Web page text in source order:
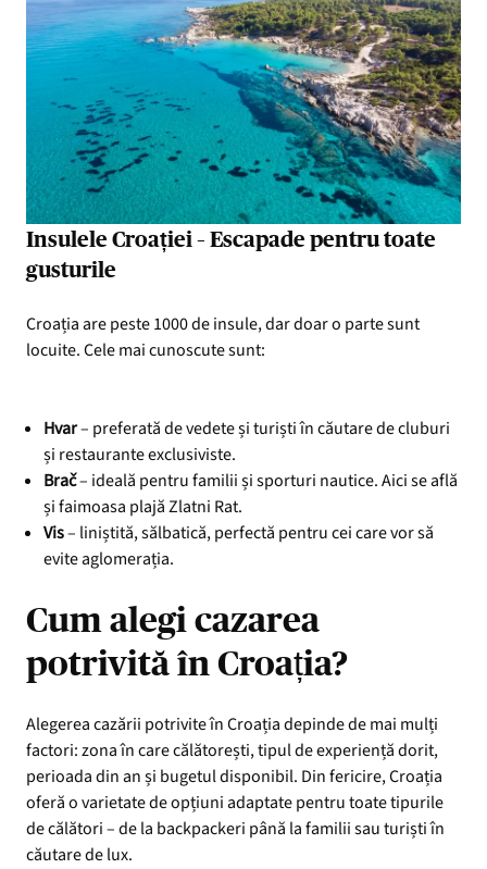
Insulele Croației – Escapade pentru toate
gusturile
Croația are peste 1000 de insule, dar doar o parte sunt
locuite. Cele mai cunoscute sunt:
Hvar– preferată de vedete și turiști în căutare de cluburi
și restaurante exclusiviste.
Brač– ideală pentru familii și sporturi nautice. Aici se află
și faimoasa plajă Zlatni Rat.
Vis– liniștită, sălbatică, perfectă pentru cei care vor să
evite aglomerația.
Cum alegi cazarea
potrivită în Croația?
Alegerea cazării potrivite în Croația depinde de mai mulți
factori: zona în care călătorești, tipul de experiență dorit,
perioada din an și bugetul disponibil. Din fericire, Croația
oferă o varietate de opțiuni adaptate pentru toate tipurile
de călători – de la backpackeri până la familii sau turiști în
căutare de lux.